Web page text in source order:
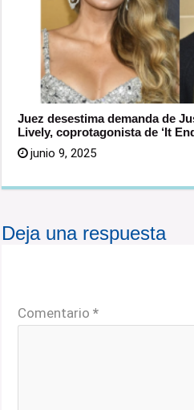
Juez desestima demanda de
Lively, coprotagonista de ‘It
junio 9, 2025
Deja una respuesta
Comentario*